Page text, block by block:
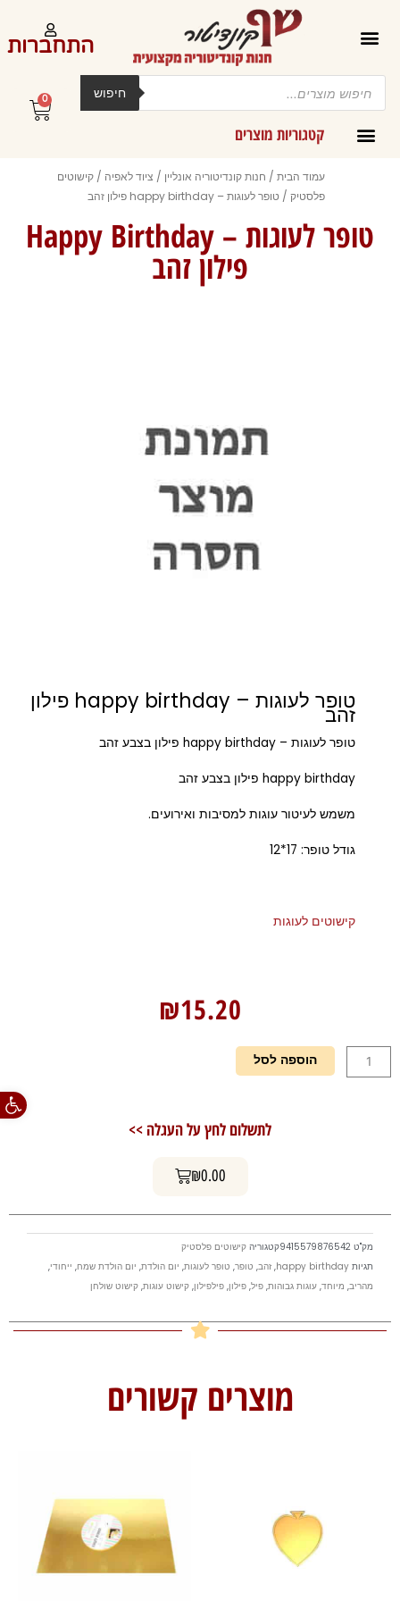
פתח
התחברות
Products
search
חיפוש
קטגוריות מוצרים
0
עגלת
קניות
עמוד הבית / חנות קונדיטוריה אונליין / ציוד לאפיה / קישוטים
פלסטיק / טופר לעוגות – happy birthday פילון זהב
טופר לעוגות – Happy Birthday
פילון זהב
טופר לעוגות – happy birthday פילון
זהב
טופר לעוגות – happy birthday פילון בצבע זהב
happy birthday פילון בצבע זהב
משמש לעיטור עוגות למסיבות ואירועים.
גודל טופר: 17*12
קישוטים לעוגות
₪15.20
כמות
של
זהב
הוספה לסל
לתשלום לחץ על העגלה >>
₪0.00 עגלת קניות
מק"ט 9415579876542קטגוריה קישוטים פלסטיק
תגיות happy birthday
, זהב, טופר, טופר לעוגות, יום הולדת, יום הולדת שמח, ייחודי,
מהריב, מיוחד, עוגות גבוהות, פיל, פילון, פילפילון, קישוט עוגות, קישוט שולחן
מוצרים קשורים